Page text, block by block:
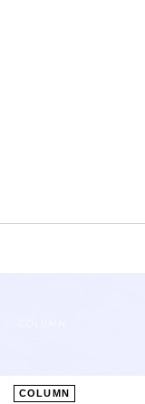
COLUMN